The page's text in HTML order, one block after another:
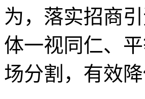
为，落实招商
体一视同仁、
场分割，有效